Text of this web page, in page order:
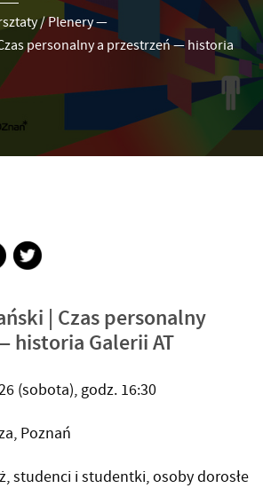
/ Plenery—
personalny a przestrzeń — historia
| Czas personalny
historia Galerii AT
(sobota), godz. 16:30
Poznań
studenci i studentki, osoby dorosłe